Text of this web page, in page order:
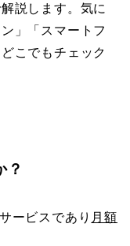
説します。気に
」「スマートフ
こでもチェック
？
ービスであり 月額